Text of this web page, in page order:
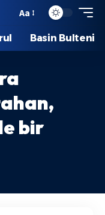
Aa
Basin Bulteni
bir